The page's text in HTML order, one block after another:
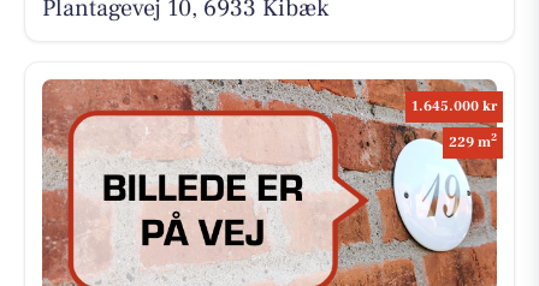
Plantagevej 10, 6933 Kibæk
1.645.000 kr
229 m2